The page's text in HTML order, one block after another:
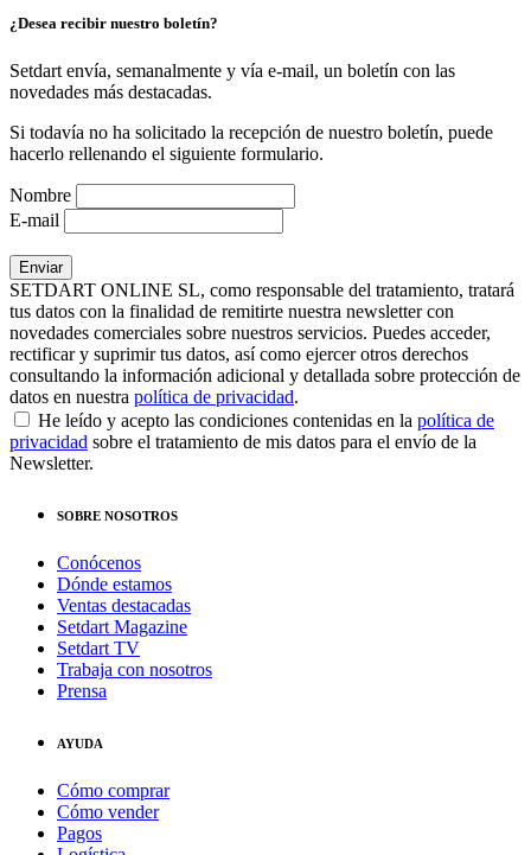
¿Desea recibir nuestro boletín?
Setdart envía, semanalmente y vía e-mail, un boletín con las
novedades más destacadas.
Si todavía no ha solicitado la recepción de nuestro boletín, puede
hacerlo rellenando el siguiente formulario.
Nombre
E-mail
SETDART ONLINE SL, como responsable del tratamiento, tratará
tus datos con la finalidad de remitirte nuestra newsletter con
novedades comerciales sobre nuestros servicios. Puedes acceder,
rectificar y suprimir tus datos, así como ejercer otros derechos
consultando la información adicional y detallada sobre protección de
datos en nuestra política de privacidad.
He leído y acepto las condiciones contenidas en la política de
privacidad sobre el tratamiento de mis datos para el envío de la
Newsletter.
SOBRE NOSOTROS
Conócenos
Dónde estamos
Ventas destacadas
Setdart Magazine
Setdart TV
Trabaja con nosotros
Prensa
AYUDA
Cómo comprar
Cómo vender
Pagos